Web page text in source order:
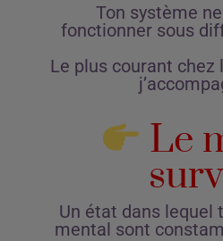
Ton système
fonctionner sous
Le plus courant chez
Le
Un état dans lequel
mental sont